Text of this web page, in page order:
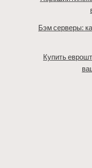
Бэм серверы:
Купить